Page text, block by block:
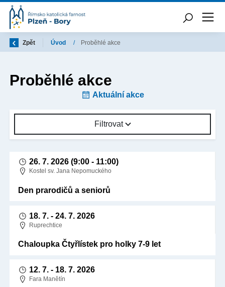
Zpět Úvod / Proběhlé akce
Proběhlé akce
Aktuální akce
Filtrovat
26. 7. 2026 (9:00 - 11:00)
Kostel sv. Jana Nepomuckého
Den prarodičů a seniorů
18. 7. -24. 7. 2026
Ruprechtice
Chaloupka Čtyřlístek pro holky 7-9 let
12. 7. - 18. 7. 2026
Fara Manětín